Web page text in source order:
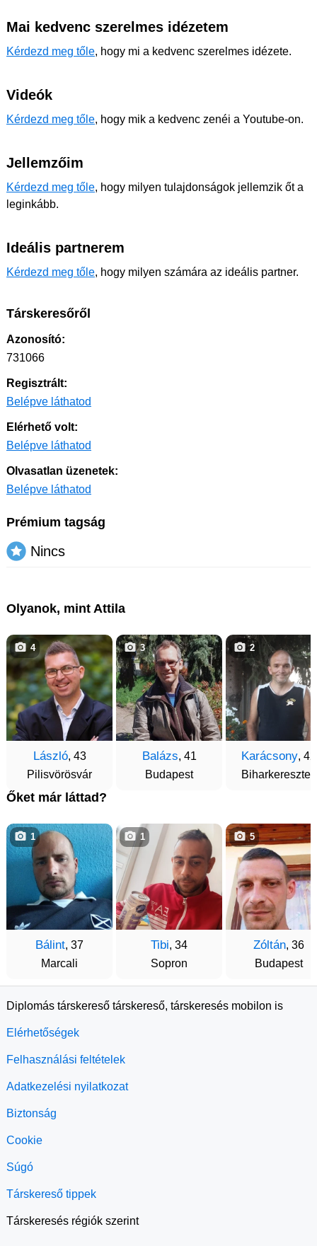
Mai kedvenc szerelmes idézetem
Kérdezd meg tőle, hogy mi a kedvenc szerelmes idézete.
Videók
Kérdezd meg tőle, hogy mik a kedvenc zenéi a Youtube-on.
Jellemzőim
Kérdezd meg tőle, hogy milyen tulajdonságok jellemzik őt a
leginkább.
Ideális partnerem
Kérdezd meg tőle, hogy milyen számára az ideális partner.
Társkeresőről
Azonosító:
731066
Regisztrált:
Belépve láthatod
Elérhető volt:
Belépve láthatod
Olvasatlan üzenetek:
Belépve láthatod
Prémium tagság
Nincs
Olyanok, mint Attila
László, 43
Pilisvörösvár
4
Balázs, 41
Budapest
3
Karácsony, 42
Biharkeresztes
2
Őket már láttad?
Bálint, 37
Marcali
1
Tibi, 34
Sopron
1
Zóltán, 36
Budapest
5
Diplomás társkereső társkereső, társkeresés mobilon is
Elérhetőségek
Felhasználási feltételek
Adatkezelési nyilatkozat
Biztonság
Cookie
Súgó
Társkereső tippek
Társkeresés régiók szerint